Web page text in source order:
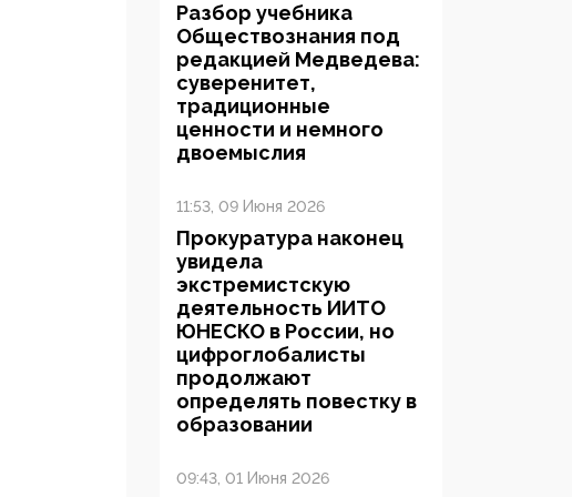
Разбор учебника
Обществознания под
редакцией Медведева:
суверенитет,
традиционные
ценности и немного
двоемыслия
11:53, 09 Июня 2026
Прокуратура наконец
увидела
экстремистскую
деятельность ИИТО
ЮНЕСКО в России, но
цифроглобалисты
продолжают
определять повестку в
образовании
09:43, 01 Июня 2026